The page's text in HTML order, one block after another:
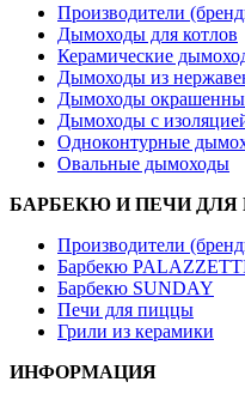
Производители
Дымоходы для котлов
Керамические
Дымоходы из
Дымоходы
Дымоходы с
Одноконтурные
Овальные дымоходы
БАРБЕКЮ И ПЕЧИ
Производители
Барбекю
Барбекю SUNDAY
Печи для пиццы
Грили из керамики
ИНФОРМАЦИЯ